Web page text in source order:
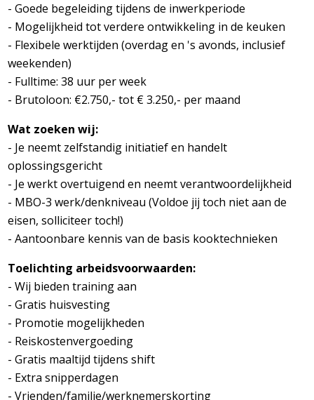
- Goede begeleiding tijdens de inwerkperiode
- Mogelijkheid tot verdere ontwikkeling in de keuken
- Flexibele werktijden (overdag en 's avonds, inclusief
weekenden)
- Fulltime: 38 uur per week
- Brutoloon: €2.750,- tot € 3.250,- per maand
Wat zoeken wij:
- Je neemt zelfstandig initiatief en handelt
oplossingsgericht
- Je werkt overtuigend en neemt verantwoordelijkheid
- MBO-3 werk/denkniveau (Voldoe jij toch niet aan de
eisen, solliciteer toch!)
- Aantoonbare kennis van de basis kooktechnieken
Toelichting arbeidsvoorwaarden:
- Wij bieden training aan
- Gratis huisvesting
- Promotie mogelijkheden
- Reiskostenvergoeding
- Gratis maaltijd tijdens shift
- Extra snipperdagen
- Vrienden/familie/werknemerskorting